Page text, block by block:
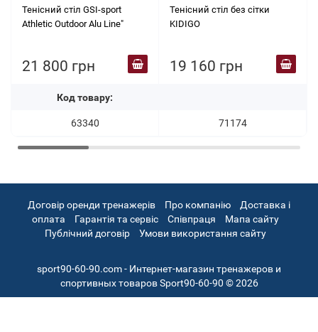
Тенісний стіл GSI-sport
Athletic Outdoor Alu Line"
21 800 грн
Код товару:
63340
Тенісний стіл без сітки
KIDIGO
19 160 грн
71174
Договір оренди тренажерів Про компанію
Доставка і
оплата
Гарантія та сервіс Співпраця
Мапа сайту
Публічний договір
Умови використання сайту
sport90-60-90.com - Интернет-магазин тренажеров и
спортивных товаров Sport90-60-90 © 2026